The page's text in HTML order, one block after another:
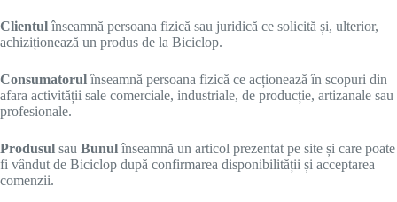
Clientulînseamnă persoana fizică sau juridică ce solicită și, ulterior,
achiziționează un produs de la Biciclop.
Consumatorulînseamnă persoana fizică ce acționează în scopuri din
afara activității sale comerciale, industriale, de producție, artizanale sau
profesionale.
Produsul sau Bunulînseamnă un articol prezentat pe site și care poate
fi vândut de Biciclop după confirmarea disponibilității și acceptarea
comenzii.